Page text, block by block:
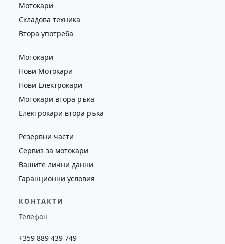
Мотокари
Складова техника
Втора употреба
Мотокари
Нови Мотокари
Нови Електрокари
Мотокари втора ръка
Електрокари втора ръка
Резервни части
Сервиз за мотокари
Вашите лични данни
Гаранционни условия
КОНТАКТИ
Телефон
+359 889 439 749